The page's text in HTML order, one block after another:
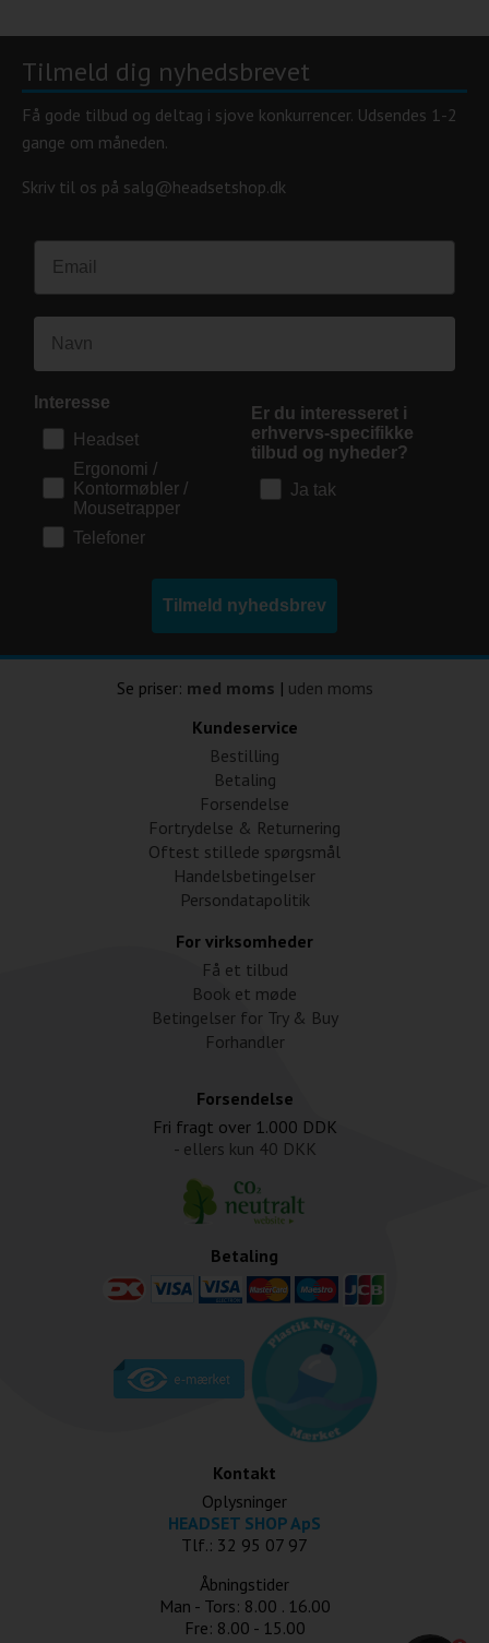
Tilmeld dig nyhedsbrevet
Få gode tilbud og deltag i sjove konkurrencer. Udsendes 1-2
gange om måneden.
Skriv til os på salg@headsetshop.dk
Interesse
Headset
Ergonomi /
Kontormøbler /
Mousetrapper
Telefoner
Er du interesseret i
erhvervs-specifikke
tilbud og nyheder?
Ja tak
Tilmeld nyhedsbrev
Se priser: med moms | uden moms
Kundeservice
Bestilling
Betaling
Forsendelse
Fortrydelse & Returnering
Oftest stillede spørgsmål
Handelsbetingelser
Persondatapolitik
For virksomheder
Få et tilbud
Book et møde
Betingelser for Try & Buy
Forhandler
Forsendelse
Fri fragt over 1.000 DDK
- ellers kun 40 DKK
Betaling
Kontakt
Oplysninger
HEADSET SHOP ApS
Tlf.: 32 95 07 97
Åbningstider
Man - Tors: 8.00 . 16.00
Fre: 8.00 - 15.00